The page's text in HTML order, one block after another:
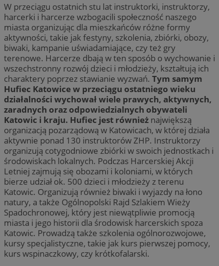
W przeciągu ostatnich stu lat instruktorki, instruktorzy,
harcerki i harcerze wzbogacili społeczność naszego
miasta organizując dla mieszkańców różne formy
aktywności, takie jak festyny, szkolenia, zbiórki, obozy,
biwaki, kampanie uświadamiające, czy też gry
terenowe. Harcerze dbają w ten sposób o wychowanie i
wszechstronny rozwój dzieci i młodzieży, kształtują ich
charaktery poprzez stawianie wyzwań. Tym samym
Hufiec Katowice w przeciągu ostatniego wieku
działalności wychował wiele prawych, aktywnych,
zaradnych oraz odpowiedzialnych obywateli
Katowic i kraju. Hufiec jest również największą
organizacją pozarządową w Katowicach, w której działa
aktywnie ponad 130 instruktorów ZHP. Instruktorzy
organizują cotygodniowe zbiórki w swoich jednostkach i
środowiskach lokalnych. Podczas Harcerskiej Akcji
Letniej zajmują się obozami i koloniami, w których
bierze udział ok. 500 dzieci i młodzieży z terenu
Katowic. Organizują również biwaki i wyjazdy na łono
natury, a także Ogólnopolski Rajd Szlakiem Wieży
Spadochronowej, który jest niewątpliwie promocją
miasta i jego historii dla środowisk harcerskich spoza
Katowic. Prowadzą także szkolenia ogólnorozwojowe,
kursy specjalistyczne, takie jak kurs pierwszej pomocy,
kurs wspinaczkowy, czy krótkofalarski.